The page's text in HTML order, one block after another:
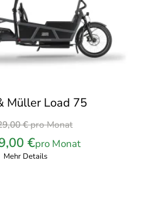
Müller Load 75
€pro Monat
Ursprünglicher
Preis
war:
€pro Monat
Mehr Details